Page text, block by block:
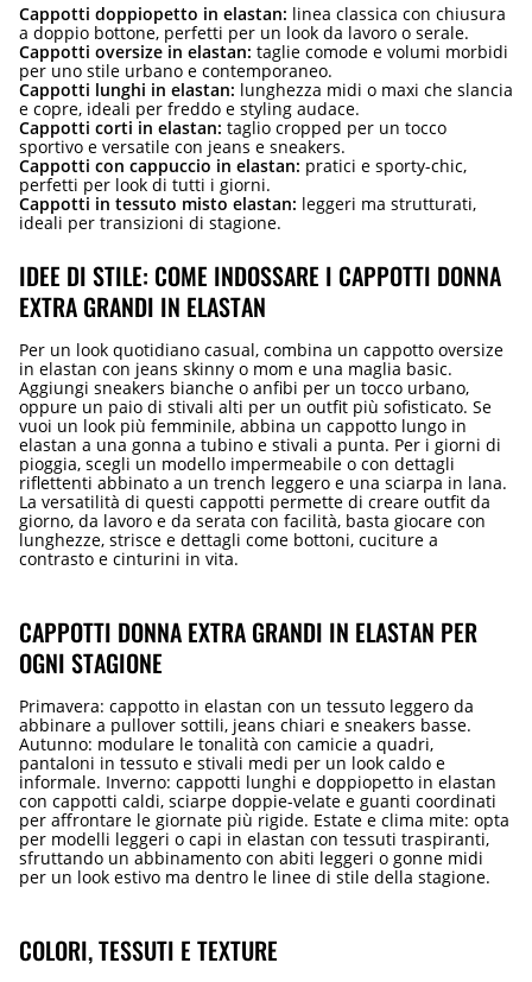
Cappotti doppiopetto in elastan: linea classica con chiusura
a doppio bottone, perfetti per un look da lavoro o serale.
Cappotti oversize in elastan: taglie comode e volumi morbidi
per uno stile urbano e contemporaneo.
Cappotti lunghi in elastan: lunghezza midi o maxi che slancia
e copre, ideali per freddo e styling audace.
Cappotti corti in elastan: taglio cropped per un tocco
sportivo e versatile con jeans e sneakers.
Cappotti con cappuccio in elastan: pratici e sporty-chic,
perfetti per look di tutti i giorni.
Cappotti in tessuto misto elastan: leggeri ma strutturati,
ideali per transizioni di stagione.
IDEE DI STILE: COME INDOSSARE I CAPPOTTI DONNA
EXTRA GRANDI IN ELASTAN
Per un look quotidiano casual, combina un cappotto oversize
in elastan con jeans skinny o mom e una maglia basic.
Aggiungi sneakers bianche o anfibi per un tocco urbano,
oppure un paio di stivali alti per un outfit più sofisticato. Se
vuoi un look più femminile, abbina un cappotto lungo in
elastan a una gonna a tubino e stivali a punta. Per i giorni di
pioggia, scegli un modello impermeabile o con dettagli
riflettenti abbinato a un trench leggero e una sciarpa in lana.
La versatilità di questi cappotti permette di creare outfit da
giorno, da lavoro e da serata con facilità, basta giocare con
lunghezze, strisce e dettagli come bottoni, cuciture a
contrasto e cinturini in vita.
CAPPOTTI DONNA EXTRA GRANDI IN ELASTAN PER
OGNI STAGIONE
Primavera: cappotto in elastan con un tessuto leggero da
abbinare a pullover sottili, jeans chiari e sneakers basse.
Autunno: modulare le tonalità con camicie a quadri,
pantaloni in tessuto e stivali medi per un look caldo e
informale. Inverno: cappotti lunghi e doppiopetto in elastan
con cappotti caldi, sciarpe doppie-velate e guanti coordinati
per affrontare le giornate più rigide. Estate e clima mite: opta
per modelli leggeri o capi in elastan con tessuti traspiranti,
sfruttando un abbinamento con abiti leggeri o gonne midi
per un look estivo ma dentro le linee di stile della stagione.
COLORI, TESSUTI E TEXTURE